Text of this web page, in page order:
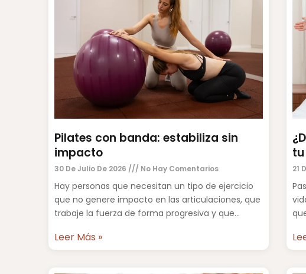
Pilates con banda: estabiliza sin
impacto
30 De Julio De 2026 No Hay Comentarios
Hay personas que necesitan un tipo de ejercicio
que no genere impacto en las articulaciones, que
trabaje la fuerza de forma progresiva y que
Leer Más »
21